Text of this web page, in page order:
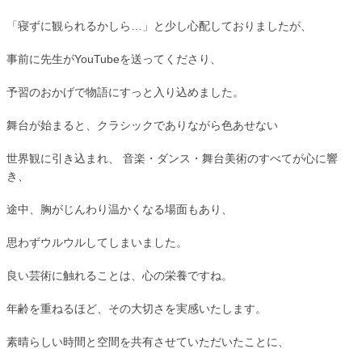
「寝ずに観られるかしら…」と少し心配しておりましたが、
事前に先生がYouTubeを送ってくださり、
予習のおかげで物語にすっと入り込めました。
舞台が始まると、クラシックでありながら色あせない
世界観に引き込まれ、 音楽・ダンス・舞台美術のすべてが心に響
き、
途中、胸がじんわり温かくなる場面もあり、
思わずウルウルしてしまいました。
良い芸術に触れることは、心の栄養ですね。
年齢を重ねるほど、その大切さを実感いたします。
素晴らしい時間と空間を共有させていただいたことに、